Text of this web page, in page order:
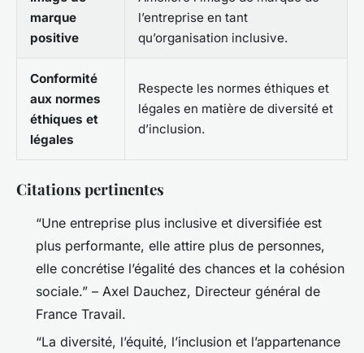
marque
positive
l’entreprise en tant
qu’organisation inclusive.
Conformité
aux normes
éthiques et
légales
Respecte les normes éthiques et
légales en matière de diversité et
d’inclusion.
Citations pertinentes
“Une entreprise plus inclusive et diversifiée est
plus performante, elle attire plus de personnes,
elle concrétise l’égalité des chances et la cohésion
sociale.” – Axel Dauchez, Directeur général de
France Travail.
“La diversité, l’équité, l’inclusion et l’appartenance